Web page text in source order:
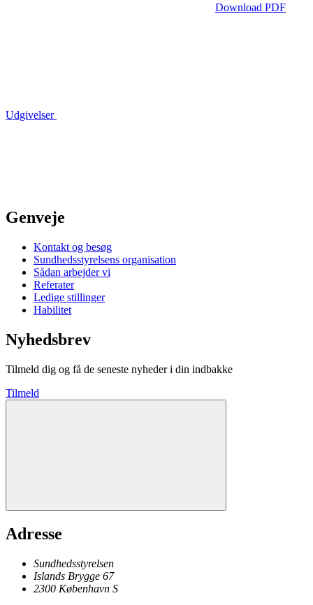
Download PDF
Udgivelser
Genveje
Kontakt og besøg
Sundhedsstyrelsens organisation
Sådan arbejder vi
Referater
Ledige stillinger
Habilitet
Nyhedsbrev
Tilmeld dig og få de seneste nyheder i din indbakke
Tilmeld
Adresse
Sundhedsstyrelsen
Islands Brygge 67
2300 København S